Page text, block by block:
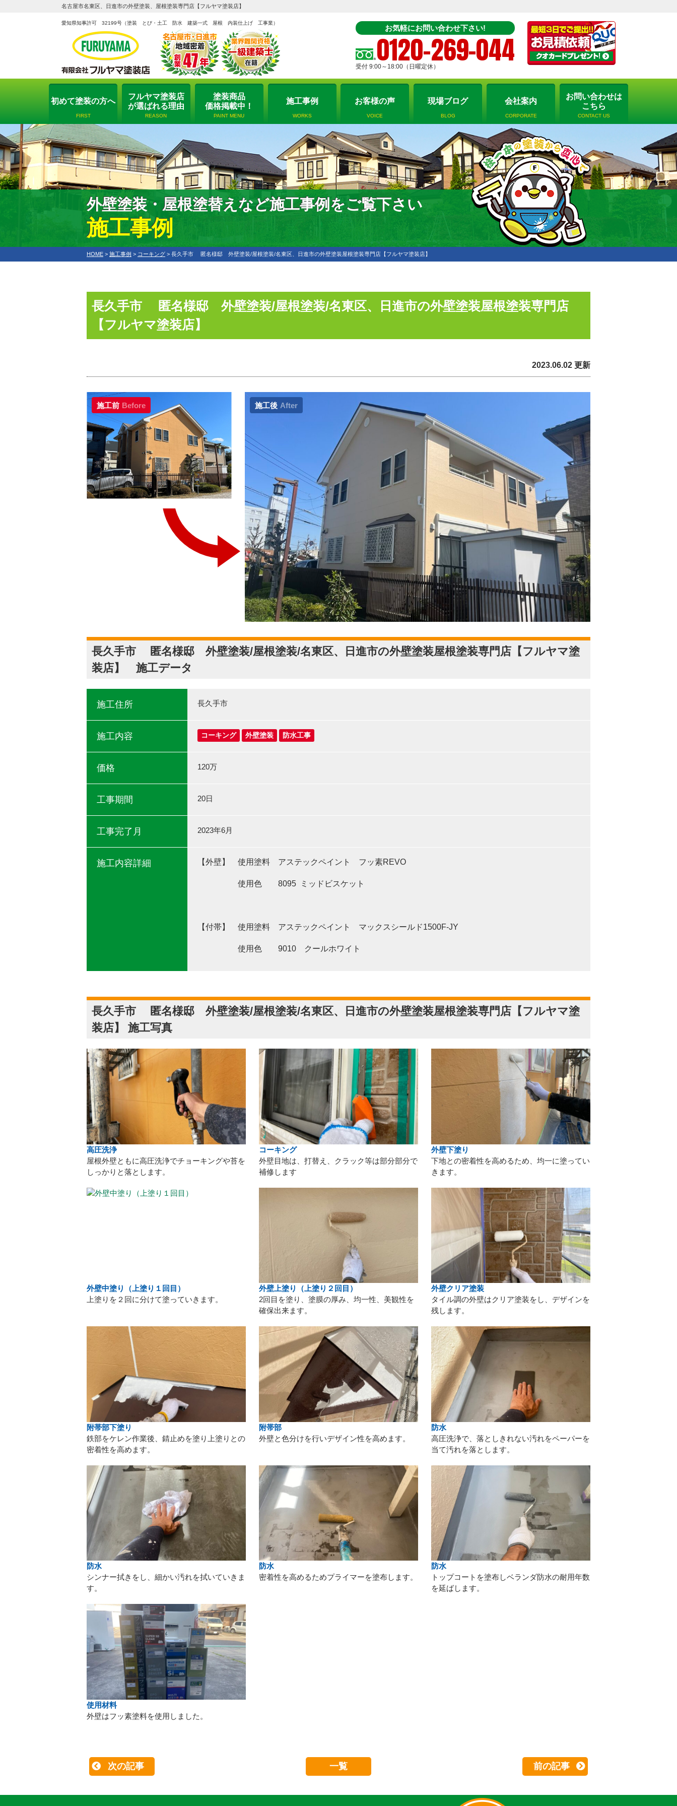
名古屋市名東区、日進市の外壁塗装、屋根塗装専門店【フルヤマ塗装店】
愛知県知事許可 32199号 （塗装 とび・土工 防水 建築一式 屋根 内装仕上げ 工事業）
お気軽にお問い合わせ下さい!
0120-269-044
受付 9:00～18:00（日曜定休）
初めて塗装の方へ
FIRST
フルヤマ塗装店
が選ばれる理由
REASON
塗装商品
価格掲載中！
PAINT MENU
施工事例
WORKS
お客様の声
VOICE
現場ブログ
BLOG
会社案内
CORPORATE
お問い合わせは
こちら
CONTACT US
外壁塗装・屋根塗替えなど施工事例をご覧下さい
施工事例
HOME > 施工事例 > コーキング > 長久手市 匿名様邸 外壁塗装/屋根塗装/名東区、日進市の外壁塗装屋根塗装専門店【フルヤマ塗装店】
長久手市 匿名様邸 外壁塗装/屋根塗装/名東区、日進市の外壁塗装屋根塗装専門店
【フルヤマ塗装店】
2023.06.02 更新
施工前 Before 施工後 After
長久手市 匿名様邸 外壁塗装/屋根塗装/名東区、日進市の外壁塗装屋根塗装専門店【フルヤマ塗
装店】 施工データ
施工住所 長久手市
施工内容 コーキング 外壁塗装 防水工事
価格 120万
工事期間 20日
工事完了月 2023年6月
施工内容詳細 【外壁】 使用塗料 アステックペイント フッ素REVO
使用色 8095 ミッドビスケット
【付帯】 使用塗料 アステックペイント マックスシールド1500F-JY
使用色 9010 クールホワイト
長久手市 匿名様邸 外壁塗装/屋根塗装/名東区、日進市の外壁塗装屋根塗装専門店【フルヤマ塗
装店】 施工写真
高圧洗浄
屋根外壁ともに高圧洗浄でチョーキングや苔を
しっかりと落とします。
コーキング
外壁目地は、打替え、クラック等は部分部分で
補修します
外壁下塗り
下地との密着性を高めるため、均一に塗ってい
きます。
外壁中塗り（上塗り１回目）
上塗りを２回に分けて塗っていきます。
外壁上塗り（上塗り２回目）
2回目を塗り、塗膜の厚み、均一性、美観性を
確保出来ます。
外壁クリア塗装
タイル調の外壁はクリア塗装をし、デザインを
残します。
附帯部下塗り
鉄部をケレン作業後、錆止めを塗り上塗りとの
密着性を高めます。
附帯部
外壁と色分けを行いデザイン性を高めます。
防水
高圧洗浄で、落としきれない汚れをペーパーを
当て汚れを落とします。
防水
シンナー拭きをし、細かい汚れを拭いていきま
す。
防水
密着性を高めるためプライマーを塗布します。
防水
トップコートを塗布しベランダ防水の耐用年数
を延ばします。
使用材料
外壁はフッ素塗料を使用しました。
次の記事 一覧 前の記事